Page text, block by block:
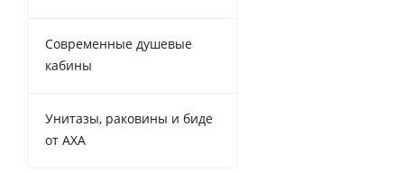
Современные душевые
кабины
Унитазы, раковины и биде
от AXA